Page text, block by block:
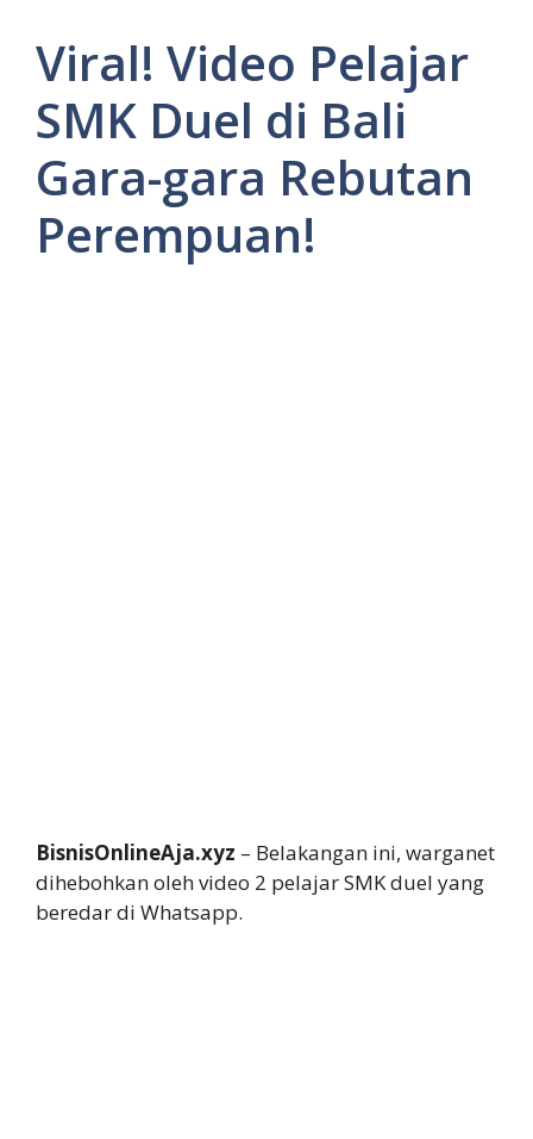
Viral! Video Pelajar
SMK Duel di Bali
Gara-gara Rebutan
Perempuan!
BisnisOnlineAja.xyz – Belakangan ini, warganet
dihebohkan oleh video 2 pelajar SMK duel yang
beredar di Whatsapp.